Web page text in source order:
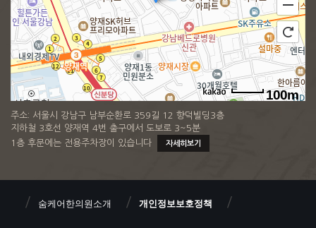
100m
주소: 서울시 강남구 남부순환로 359길 12 향덕빌딩3층
지하철 3호선 양재역 4번 출구에서 도보로 3~5분
1층 후문에는 전용주차장이 있습니다
자세히보기
숨케어한의원소개 개인정보보호정책